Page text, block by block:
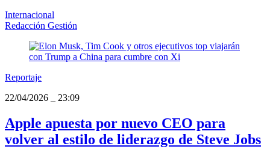
Internacional
Redacción Gestión
Reportaje
22/04/2026
23:09
Apple apuesta por nuevo CEO para
volver al estilo de liderazgo de Steve Jobs